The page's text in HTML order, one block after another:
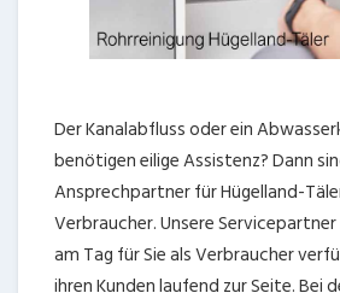
Der Kanalabfluss oder ein
benötigen eilige Assistenz? Dann
Ansprechpartner für Hügelland-
Verbraucher. Unsere
am Tag für Sie als Verbraucher
ihren Kunden laufend zur Seite. Bei